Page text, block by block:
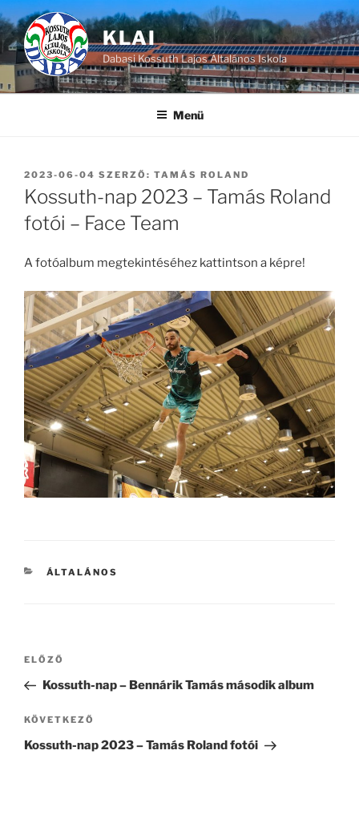
Tartalomhoz
KLAI
Dabasi Kossuth Lajos Általános Iskola
Menü
BEKÜLDVE:
2023-06-04 SZERZŐ: TAMÁS ROLAND
Kossuth-nap 2023 – Tamás Roland
fotói – Face Team
A fotóalbum megtekintéséhez kattintson a képre!
KATEGÓRIÁK
ÁLTALÁNOS
Bejegyzés
Korábbi
bejegyzés
ELŐZŐ
Kossuth-nap – Bennárik Tamás második album
Következő
bejegyzés
KÖVETKEZŐ
Kossuth-nap 2023 – Tamás Roland fotói